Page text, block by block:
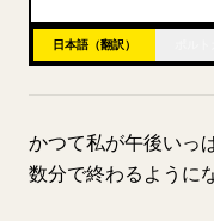
日本語（翻訳）
かつて私が午後いっ
数分で終わるように